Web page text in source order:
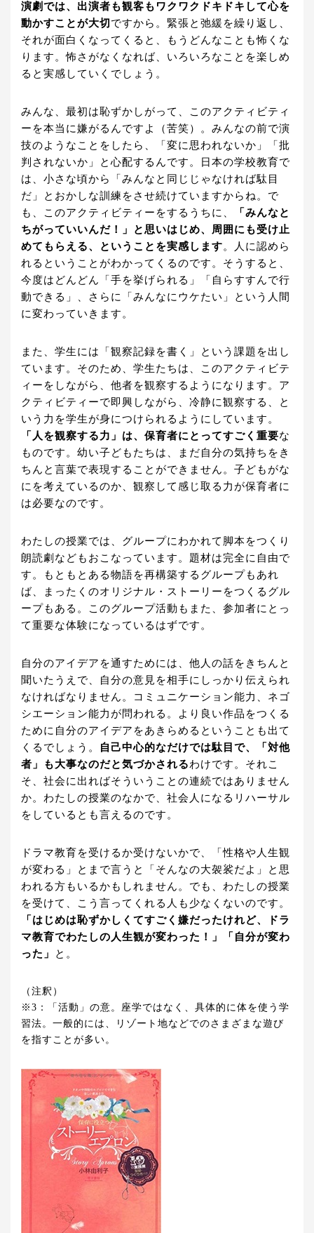
演劇では、出演者も観客もワクワクドキドキして心を
動かすことが大切 ですから。緊張と弛緩を繰り返し、
それが面白くなってくると、もうどんなことも怖くな
ります。怖さがなくなれば、いろいろなことを楽しめ
ると実感していくでしょう。
みんな、最初は恥ずかしがって、このアクティビティ
ーを本当に嫌がるんですよ（苦笑）。みんなの前で演
技のようなことをしたら、「変に思われないか」「批
判されないか」と心配するんです。日本の学校教育で
は、小さな頃から「みんなと同じじゃなければ駄目
だ」とおかしな訓練をさせ続けていますからね。で
も、このアクティビティーをするうちに、
「みんなと
ちがっていいんだ！」と思いはじめ、周囲にも受け止
めてもらえる、ということを実感します。人に認めら
れるということがわかってくるのです。そうすると、
今度はどんどん「手を挙げられる」「自らすすんで行
動できる」、さらに「みんなにウケたい」という人間
に変わっていきます。
また、学生には「観察記録を書く」という課題を出し
ています。そのため、学生たちは、このアクティビテ
ィーをしながら、他者を観察するようになります。ア
クティビティーで即興しながら、冷静に観察する、と
いう力を学生が身につけられるようにしています。
「人を観察する力」は、保育者にとってすごく重要な
ものです。幼い子どもたちは、まだ自分の気持ちをき
ちんと言葉で表現することができません。子どもがな
にを考えているのか、観察して感じ取る力が保育者に
は必要なのです。
わたしの授業では、グループにわかれて脚本をつくり
朗読劇などもおこなっています。題材は完全に自由で
す。もともとある物語を再構築するグループもあれ
ば、まったくのオリジナル・ストーリーをつくるグル
ープもある。このグループ活動もまた、参加者にとっ
て重要な体験になっているはずです。
自分のアイデアを通すためには、他人の話をきちんと
聞いたうえで、自分の意見を相手にしっかり伝えられ
なければなりません。コミュニケーション能力、ネゴ
シエーション能力が問われる。より良い作品をつくる
ために自分のアイデアをあきらめるということも出て
くるでしょう。
自己中心的なだけでは駄目で、「対他
者」も大事なのだと気づかされるわけです。それこ
そ、社会に出ればそういうことの連続ではありません
か。わたしの授業のなかで、社会人になるリハーサル
をしているとも言えるのです。
ドラマ教育を受けるか受けないかで、「性格や人生観
が変わる」とまで言うと「そんなの大袈裟だよ」と思
われる方もいるかもしれません。でも、わたしの授業
を受けて、こう言ってくれる人も少なくないのです。
「はじめは恥ずかしくてすごく嫌だったけれど、ドラ
マ教育でわたしの人生観が変わった！」「自分が変わ
った」
と。
（注釈）
※3：「活動」の意。座学ではなく、具体的に体を使う学
習法。一般的には、リゾート地などでのさまざまな遊び
を指すことが多い。